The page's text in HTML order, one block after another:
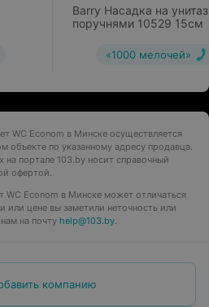
Barry Насадка на
поручнями 10529 15см
«1000 мелочей»
WC Econom в Минске осуществляется
объекте по указанному адресу продавца.
на портале 103.by носит справочный
офертой.
WC Econom в Минске может отличаться
или цене вы заметили неточность или
на почту help@103.by.
компанию